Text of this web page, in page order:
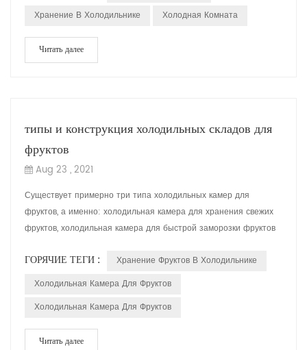
Хранение В Холодильнике
Холодная Комната
Читать далее
типы и конструкция холодильных складов для
фруктов
Aug 23 , 2021
Существует примерно три типа холодильных камер для
фруктов, а именно: холодильная камера для хранения свежих
фруктов, холодильная камера для быстрой заморозки фруктов
ГОРЯЧИЕ ТЕГИ :
Хранение Фруктов В Холодильнике
Холодильная Камера Для Фруктов
Холодильная Камера Для Фруктов
Читать далее